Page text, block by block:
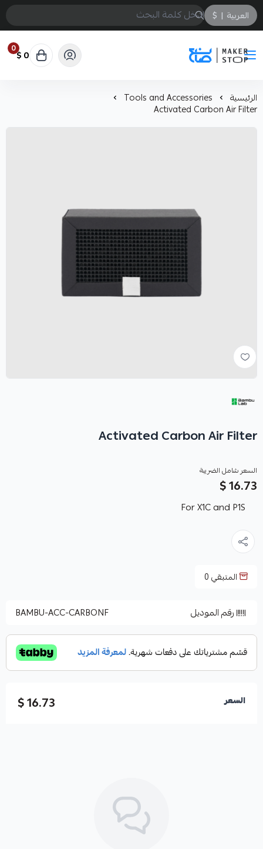
العربية |
$
صانع
0 0 $
الرئيسية Tools and Accessories
Activated Carbon Air Filter
Activated Carbon Air Filter
السعر شامل الضريبة
16.73 $
For X1C and P1S
المتبقي0
رقم الموديل BAMBU-ACC-CARBONF
السعر 16.73 $